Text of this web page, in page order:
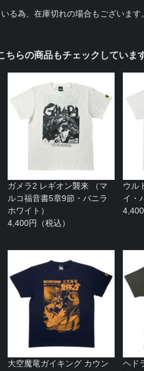
る為、在庫切れの場合もございます
ちらの商品もチェックしていま
ガメラ2 レギオン襲来 （マ
ルコ福音書5章9節・バニラ
ホワイト）
4,400円（税込）
ウル
イ・
4,400
大空魔竜ガイキング カウン
ヘド